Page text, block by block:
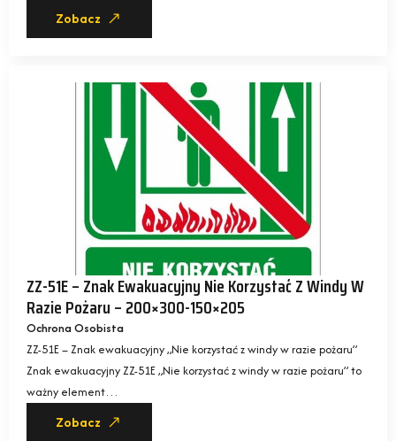
Zobacz
ZZ-51E – Znak Ewakuacyjny Nie Korzystać Z Windy W
Razie Pożaru – 200×300-150×205
Ochrona Osobista
ZZ-51E – Znak ewakuacyjny „Nie korzystać z windy w razie pożaru”
Znak ewakuacyjny ZZ-51E „Nie korzystać z windy w razie pożaru” to
ważny element…
Zobacz